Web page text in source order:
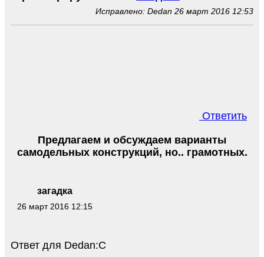
Исправлено: Dedan 26 март 2016 12:53
Ответить
загадка
26 март 2016 12:15
Предлагаем и обсуждаем варианты
самодельных конструкций, но.. грамотных.
Ответ для Dedan:С